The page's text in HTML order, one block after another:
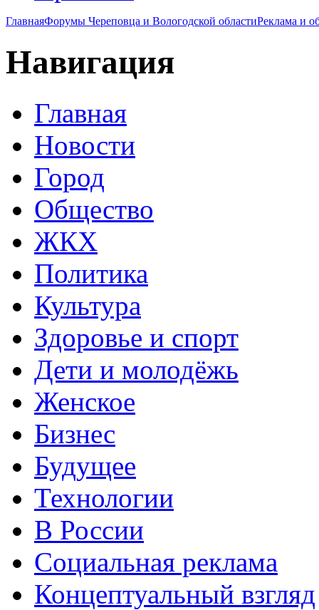
ГлавнаяФорумы Череповца и Вологодской областиРеклама и
Навигация
Главная
Новости
Город
Общество
ЖКХ
Политика
Культура
Здоровье и спорт
Дети и молодёжь
Женское
Бизнес
Будущее
Технологии
В России
Социальная реклама
Концептуальный взгляд